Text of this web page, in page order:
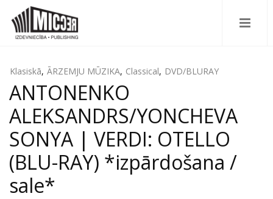
Klasiskā, ĀRZEMJU MŪZIKA, Classical, DVD/BLURAY
ANTONENKO
ALEKSANDRS/YONCHEVA
SONYA | VERDI: OTELLO
(BLU-RAY) *izpārdošana /
sale*